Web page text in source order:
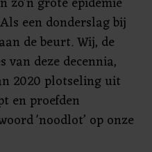
een donderslag bij
de beurt. Wij, de
van deze decennia,
2020 plotseling uit
en proefden
'noodlot’ op onze